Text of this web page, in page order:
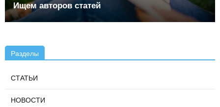
Ищем авторов статей
Разделы
СТАТЬИ
НОВОСТИ